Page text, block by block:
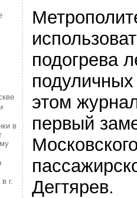
в
г.
подогрева
этом
первый
Дегтярев.